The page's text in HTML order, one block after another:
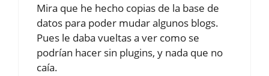
Mira que he hecho copias de la base de
datos para poder mudar algunos blogs.
Pues le daba vueltas a ver como se
podrían hacer sin plugins, y nada que no
caía.